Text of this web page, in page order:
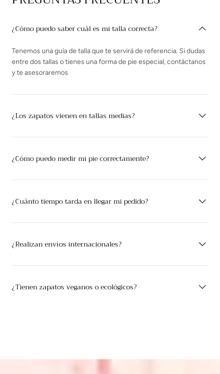
¿Cómo puedo saber cuál es mi talla correcta?
Tenemos una guía de talla que te servirá de referencia. Si dudas
entre dos tallas o tienes una forma de pie especial, contáctanos
y te asesoraremos
¿Los zapatos vienen en tallas medias?
¿Cómo puedo medir mi pie correctamente?
¿Cuánto tiempo tarda en llegar mi pedido?
¿Realizan envíos internacionales?
¿Tienen zapatos veganos o ecológicos?